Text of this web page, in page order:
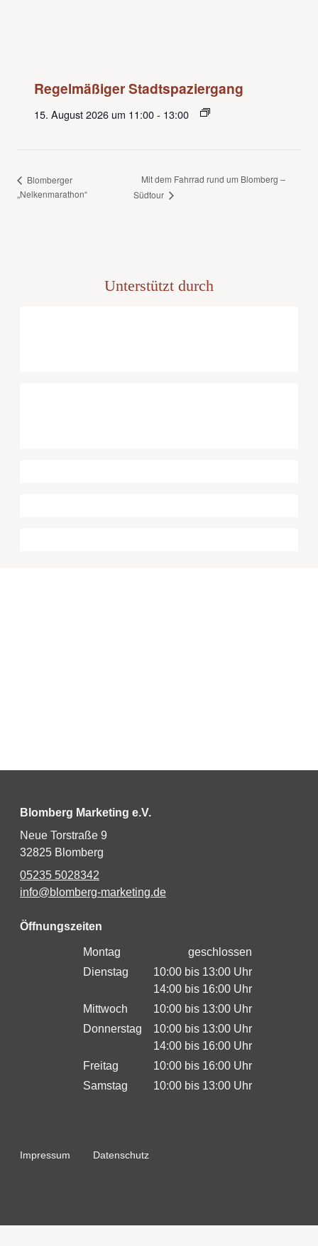
Regelmäßiger Stadtspaziergang
15. August 2026 um 11:00- 13:00
Blomberger
„Nelkenmarathon“
Mit dem Fahrrad rund um Blomberg –
Südtour
Unterstützt durch
info@blomberg-marketing.de
Öffnungszeiten
Dienstag
10:00 bis 13:00 Uhr
Mittwoch
14:00 bis 16:00 Uhr
Datenschutz